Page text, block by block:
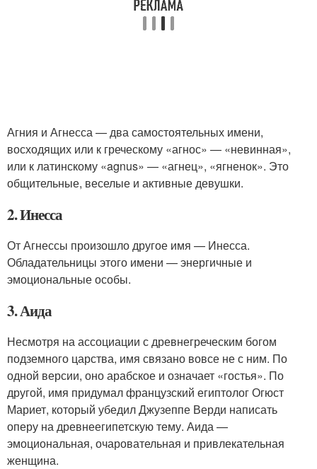
Агния и Агнесса — два самостоятельных имени,
восходящих или к греческому «агнос» — «невинная»,
или к латинскому «agnus» — «агнец», «ягненок». Это
общительные, веселые и активные девушки.
2. Инесса
От Агнессы произошло другое имя — Инесса.
Обладательницы этого имени — энергичные и
эмоциональные особы.
3. Аида
Несмотря на ассоциации с древнегреческим богом
подземного царства, имя связано вовсе не с ним. По
одной версии, оно арабское и означает «гостья». По
другой, имя придумал французский египтолог Огюст
Мариет, который убедил Джузеппе Верди написать
оперу на древнеегипетскую тему. Аида —
эмоциональная, очаровательная и привлекательная
женщина.